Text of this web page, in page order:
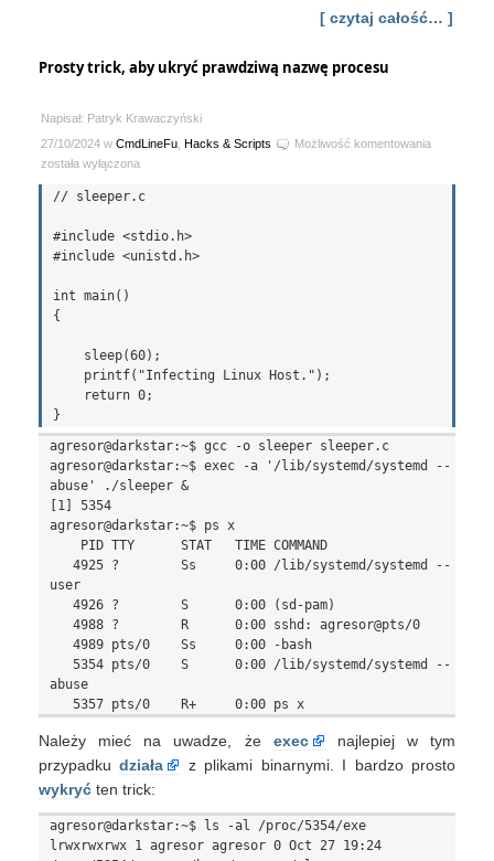
[ czytaj całość… ]
Prosty trick, aby ukryć prawdziwą nazwę procesu
Napisał: Patryk Krawaczyński
27/10/2024 w CmdLineFu Hacks & Scripts Możliwość komentowania
została wyłączona
// sleeper.c
#include <stdio.h>
#include <unistd.h>
int main()
{
agresor@darkstar:~$ gcc -o sleeper sleeper.c
agresor@darkstar:~$ exec -a '/lib/systemd/systemd --
abuse' ./sleeper &
[1] 5354
agresor@darkstar:~$ ps x
user
abuse
Należy mieć na uwadze, że exec
najlepiej w tym
przypadkudziała
z plikami binarnymi. I bardzo prosto
wykryć ten trick:
agresor@darkstar:~$ ls -al /proc/5354/exe
lrwxrwxrwx 1 agresor agresor 0 Oct 27 19:24